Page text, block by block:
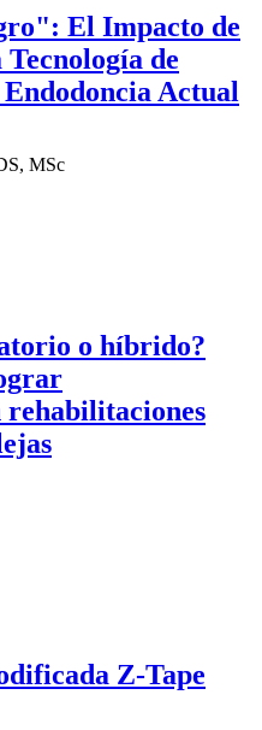
El Impacto de
de
Actual
MSc
o híbrido?
Z-Tape